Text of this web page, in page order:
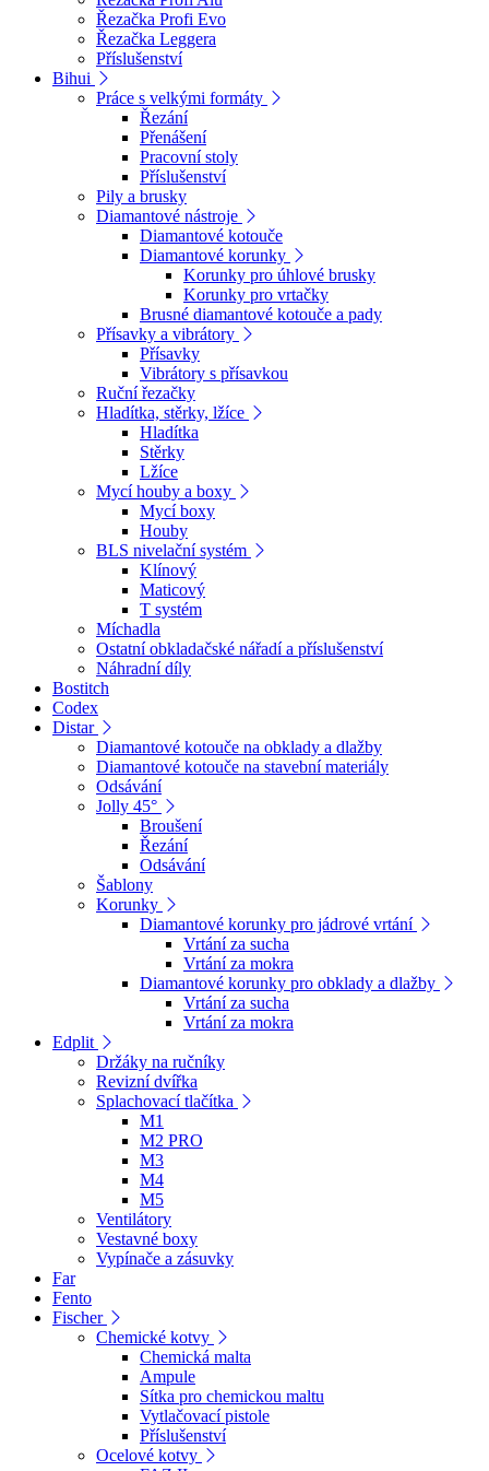
Řezačka Profi Evo
Řezačka Leggera
Příslušenství
Bihui
Práce s velkými formáty
Řezání
Přenášení
Pracovní stoly
Příslušenství
Pily a brusky
Diamantové nástroje
Diamantové kotouče
Diamantové korunky
Korunky pro úhlové brusky
Korunky pro vrtačky
Brusné diamantové kotouče a pady
Přísavky a vibrátory
Přísavky
Vibrátory s přísavkou
Ruční řezačky
Hladítka, stěrky, lžíce
Hladítka
Stěrky
Lžíce
Mycí houby a boxy
Mycí boxy
Houby
BLS nivelační systém
Klínový
Maticový
T systém
Míchadla
Ostatní obkladačské nářadí a příslušenství
Náhradní díly
Bostitch
Codex
Distar
Diamantové kotouče na obklady a dlažby
Diamantové kotouče na stavební materiály
Odsávání
Jolly 45°
Broušení
Řezání
Odsávání
Šablony
Korunky
Diamantové korunky pro jádrové vrtání
Vrtání za sucha
Vrtání za mokra
Diamantové korunky pro obklady a dlažby
Vrtání za sucha
Vrtání za mokra
Edplit
Držáky na ručníky
Revizní dvířka
Splachovací tlačítka
M1
M2 PRO
M3
M4
M5
Ventilátory
Vestavné boxy
Vypínače a zásuvky
Far
Fento
Fischer
Chemické kotvy
Chemická malta
Ampule
Sítka pro chemickou maltu
Vytlačovací pistole
Příslušenství
Ocelové kotvy